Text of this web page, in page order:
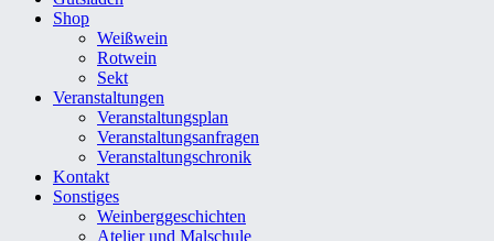
Shop
Weißwein
Rotwein
Sekt
Veranstaltungen
Veranstaltungsplan
Veranstaltungsanfragen
Veranstaltungschronik
Kontakt
Sonstiges
Weinberggeschichten
Atelier und Malschule